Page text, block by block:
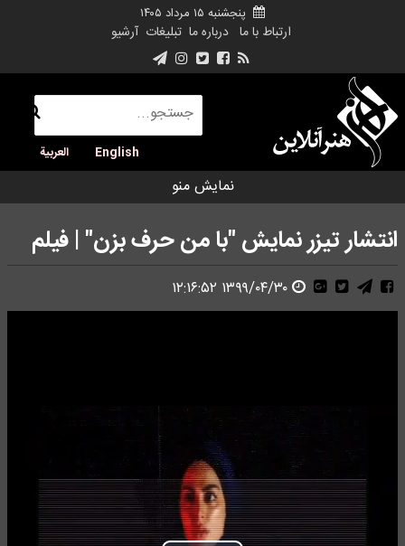
پنجشنبه ۱۵ مرداد ۱۴۰۵
ارتباط با ما درباره ما تبلیغات آرشیو
English العربية
نمایش منو
انتشار تیزر نمایش "با من حرف بزن" | فیلم